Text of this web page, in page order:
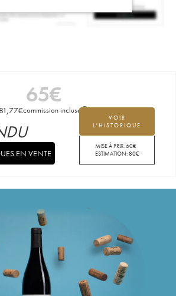
65€
81,77€commission incluse
VOIR
L'HISTORIQUE
MISE À PRIX:60€
ESTIMATION:80€
EN VENTE